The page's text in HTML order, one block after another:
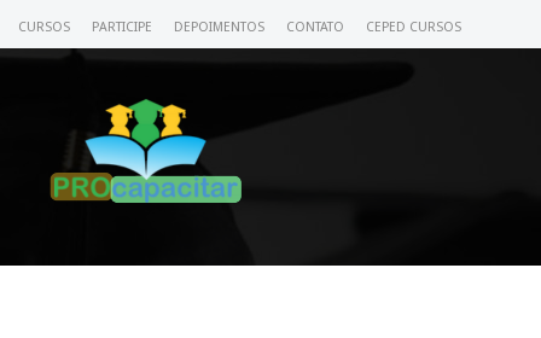
CURSOS PARTICIPE DEPOIMENTOS CONTATO CEPED CURSOS